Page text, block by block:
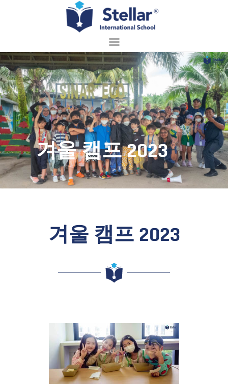
홈페이지
회사 소개
입학 안내
배우기
학교 생활
접촉
한국어
겨울 캠프 2023
겨울 캠프 2023